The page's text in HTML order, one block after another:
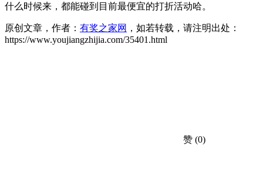
什么时候来，都能碰到目前最便宜的打折活动哈。
原创文章，作者： 有奖之家网 ，如若转载，请注明出处：
https://www.youjiangzhijia.com/35401.html
赞 (0)